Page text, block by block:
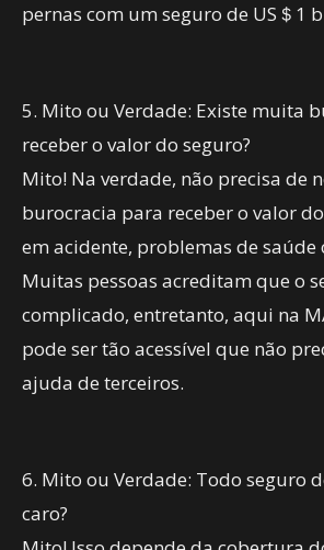
pernas com um seguro de US＄1
5. Mito ou Verdade: Existe muita
receber o valor do seguro?
Mito! Na verdade, não precisa de
burocracia para receber o valor
em acidente, problemas de saúde
Muitas pessoas acreditam que o
complicado, entretanto, aqui na
pode ser tão acessível que não
ajuda de terceiros.
6. Mito ou Verdade: Todo seguro
caro?